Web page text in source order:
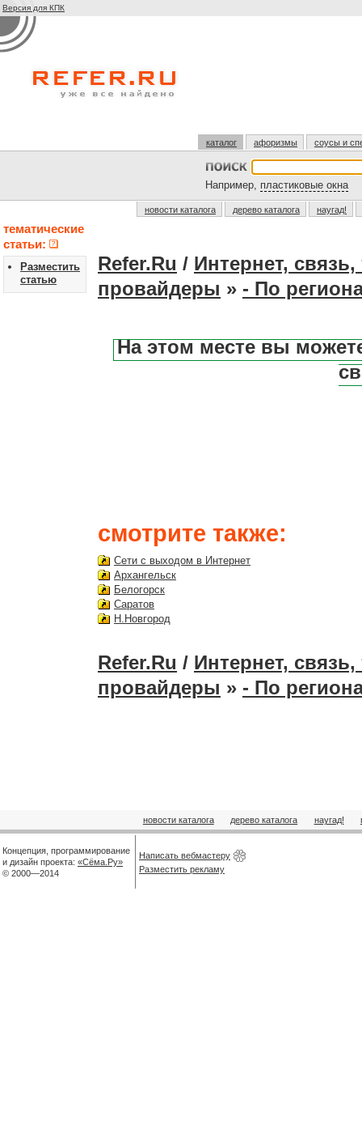
Версия для КПК
каталог афоризмы соусы и
Например, пластиковые окна
новости каталога дерево каталога наугад!
тематические
статьи:
Разместить
статью
Refer.Ru / Интернет,
провайдеры » - По
На этом месте вы
смотрите также:
Сети с выходом в Интернет
Архангельск
Белогорск
Саратов
Н.Новгород
Refer.Ru / Интернет,
провайдеры » - По
новости каталога дерево каталога наугад!
Концепция, программирование
и дизайн проекта: «Сёма.Ру»
© 2000—2014
Написать вебмастеру
Разместить рекламу